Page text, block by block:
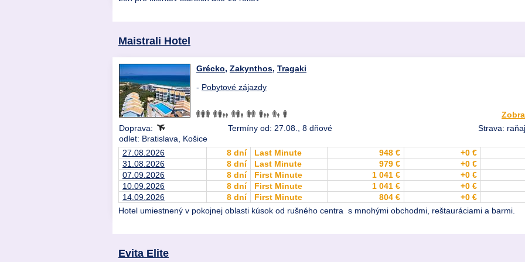
Maistrali Hotel
Grécko, Zakynthos, Tragaki
- Pobytové zájazdy
Doprava:
Termíny od: 27.08., 8 dňové
Strava:
odlet: Bratislava, Košice
27.08.2026
8 dní Last Minute 948 €
+0 €
31.08.2026
8 dní Last Minute 979 €
+0 €
07.09.2026
8 dní First Minute 1 041 €
+0 €
10.09.2026
8 dní First Minute 1 041 €
+0 €
14.09.2026
8 dní First Minute 804 €
+0 €
Hotel umiestnený v pokojnej oblasti kúsok od rušného centra s mnohými obchodmi, reštauráciami a barmi.
Evita Elite